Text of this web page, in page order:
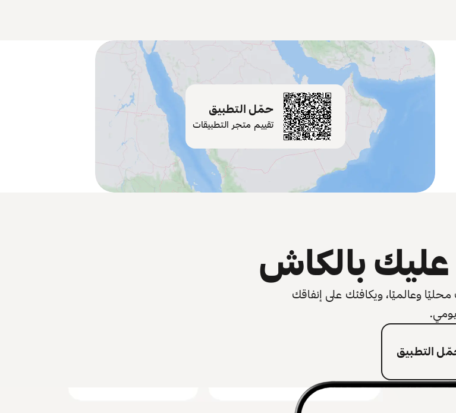
حمّل التطبيق
تقييم متجر التطبيقات
بالكاش
وعالميًا، ويكافئك على إنفاقك
التطبيق